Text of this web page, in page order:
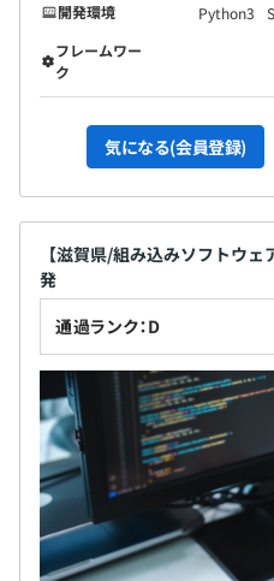
開発環境
Python3
フレームワー
ク
気になる(会員登録)
【滋賀県/組み込みソフトウ
発
通過ランク：D